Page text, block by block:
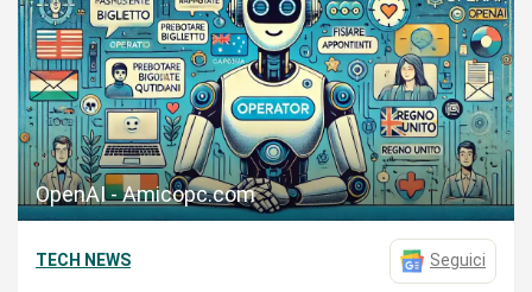
OpenAI - Amicopc.com
TECH NEWS Seguici